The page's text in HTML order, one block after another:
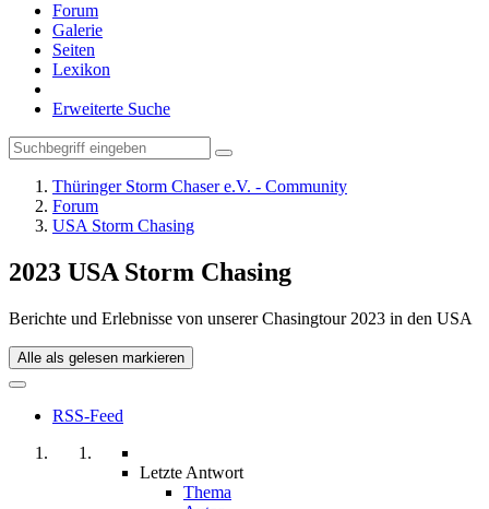
Forum
Galerie
Seiten
Lexikon
Erweiterte Suche
Thüringer Storm Chaser e.V. - Community
Forum
USA Storm Chasing
2023 USA Storm Chasing
Berichte und Erlebnisse von unserer Chasingtour 2023 in den USA
Alle als gelesen markieren
RSS-Feed
Letzte Antwort
Thema